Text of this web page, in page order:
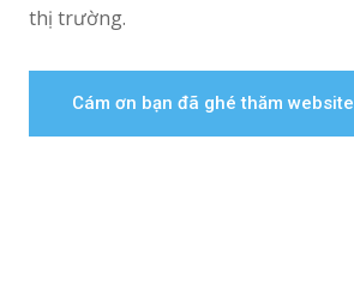
thị trường.
Cám ơn bạn đã ghé thăm website